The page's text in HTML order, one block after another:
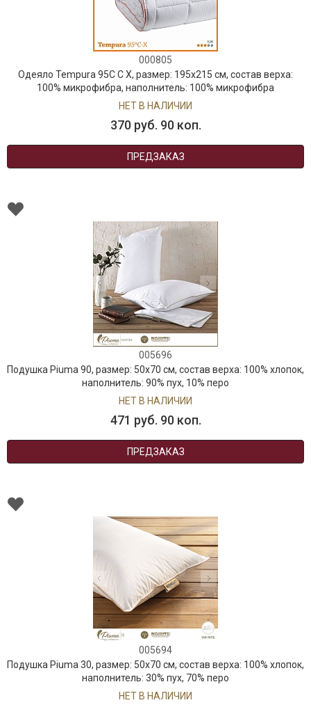
000805
Одеяло Tempura 95C C X, размер: 195х215 см, состав верха:
100% микрофибра, наполнитель: 100% микрофибра
НЕТ В НАЛИЧИИ
370 руб. 90 коп.
ПРЕДЗАКАЗ
005696
Подушка Piuma 90, размер: 50х70 см, состав верха: 100% хлопок,
наполнитель: 90% пух, 10% перо
НЕТ В НАЛИЧИИ
471 руб. 90 коп.
ПРЕДЗАКАЗ
005694
Подушка Piuma 30, размер: 50х70 см, состав верха: 100% хлопок,
наполнитель: 30% пух, 70% перо
НЕТ В НАЛИЧИИ